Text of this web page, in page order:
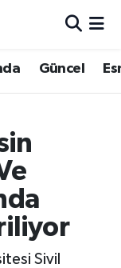
Güncel
Sivil